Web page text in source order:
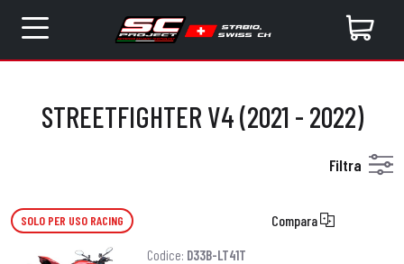
STREETFIGHTER V4 (2021 - 2022)
Filtra
SOLO PER USO RACING Compara
Codice: D33B-LT41T